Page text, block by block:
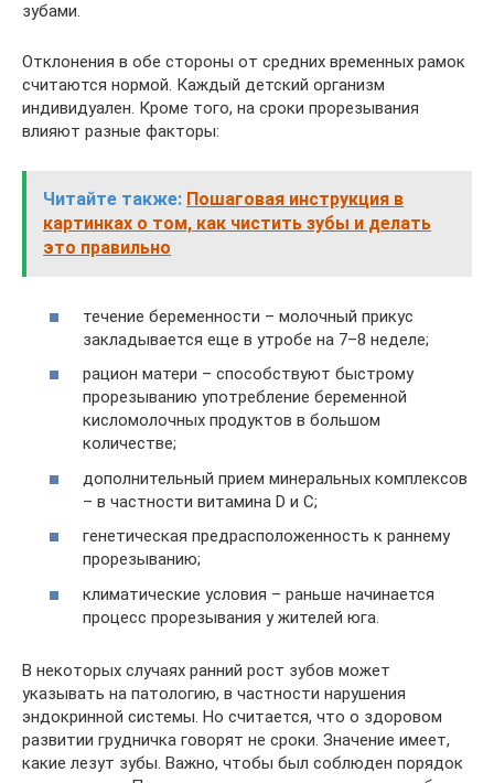
зубами.
Отклонения в обе стороны от средних временных рамок
считаются нормой. Каждый детский организм
индивидуален. Кроме того, на сроки прорезывания
влияют разные факторы:
Читайте также: Пошаговая инструкция в
картинках о том, как чистить зубы и делать
это правильно
течение беременности – молочный прикус
закладывается еще в утробе на 7–8 неделе;
рацион матери – способствуют быстрому
прорезыванию употребление беременной
кисломолочных продуктов в большом
количестве;
дополнительный прием минеральных комплексов
– в частности витамина D и С;
генетическая предрасположенность к раннему
прорезыванию;
климатические условия – раньше начинается
процесс прорезывания у жителей юга.
В некоторых случаях ранний рост зубов может
указывать на патологию, в частности нарушения
эндокринной системы. Но считается, что о здоровом
развитии грудничка говорят не сроки. Значение имеет,
какие лезут зубы. Важно, чтобы был соблюден порядок